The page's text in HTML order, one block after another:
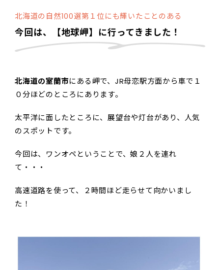
北海道の自然100選第１位にも輝いたことのある
今回は、【地球岬】に行ってきました！
北海道の室蘭市にある岬で、JR母恋駅方面から車で１
０分ほどのところにあります。
太平洋に面したところに、展望台や灯台があり、人気
のスポットです。
今回は、ワンオペということで、娘２人を連れ
て・・・
高速道路を使って、２時間ほど走らせて向かいまし
た！